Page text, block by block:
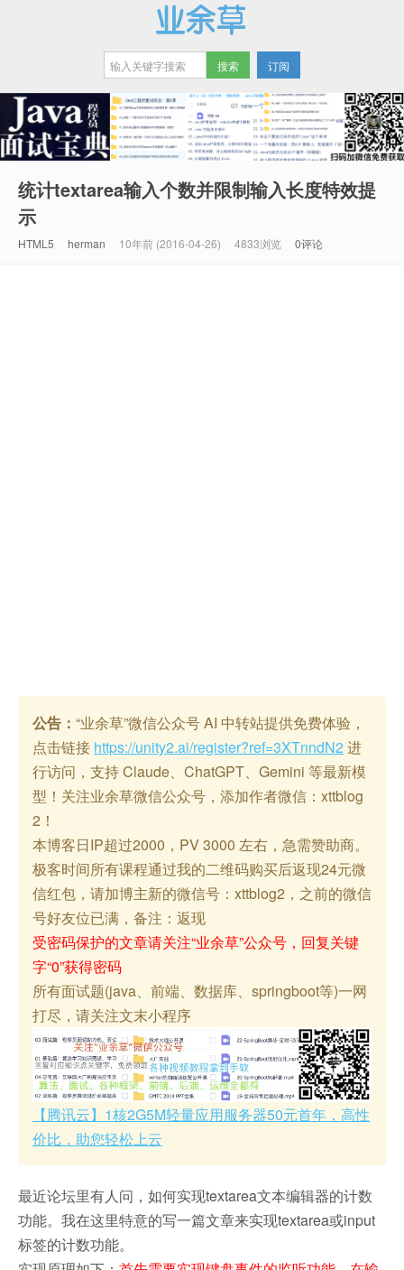
业余草
订阅
统计textarea输入个数并限制输入长度特效提
示
HTML5 herman 10年前 (2016-04-26) 4833浏览 0评论
公告： “业余草”微信公众号 AI 中转站提供免费体验，
点击链接 https://unity2.ai/register?ref=3XTnndN2 进
行访问，支持 Claude、ChatGPT、Gemini 等最新模
型！关注业余草微信公众号，添加作者微信：xttblog
2！
本博客日IP超过2000，PV 3000 左右，急需赞助商。
极客时间所有课程通过我的二维码购买后返现24元微
信红包，请加博主新的微信号：xttblog2，之前的微信
号好友位已满，备注：返现
受密码保护的文章请关注“业余草”公众号，回复关键
字“0”获得密码
所有面试题(java、前端、数据库、springboot等)一网
打尽，请关注文末小程序
【腾讯云】1核2G5M轻量应用服务器50元首年，高性
价比，助您轻松上云
最近论坛里有人问，如何实现textarea文本编辑器的计数
功能。我在这里特意的写一篇文章来实现textarea或input
标签的计数功能。